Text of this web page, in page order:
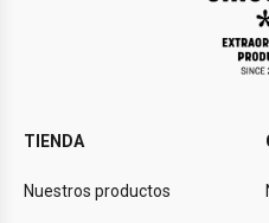
TIENDA
Nuestros productos